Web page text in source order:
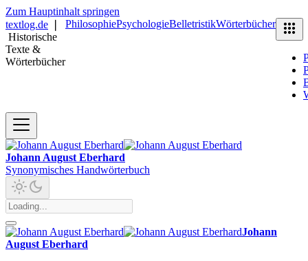
Zum Hauptinhalt springen
textlog.de
Historische
Texte &
Wörterbücher
PhilosophiePsychologieBelletristikWörterbücher
Johann August Eberhard
Synonymisches Handwörterbuch
Johann
August Eberhard